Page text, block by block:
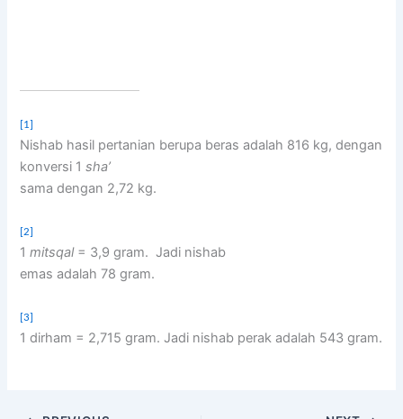
[1]
Nishab hasil pertanian berupa beras adalah 816 kg, dengan
konversi 1sha’
sama dengan 2,72 kg.
[2]
1mitsqal= 3,9 gram. Jadi nishab
emas adalah 78 gram.
[3]
1 dirham = 2,715 gram. Jadi nishab perak adalah 543 gram.